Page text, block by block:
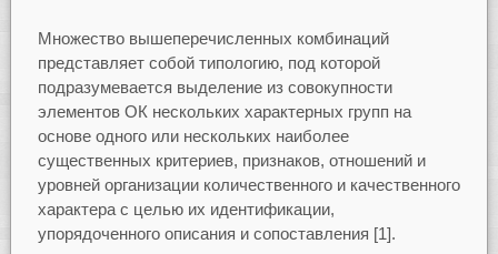
Множество вышеперечисленных комбинаций
представляет собой типологию, под которой
подразумевается выделение из совокупности
элементов ОК нескольких характерных групп на
основе одного или нескольких наиболее
существенных критериев, признаков, отношений и
уровней организации количественного и качественного
характера с целью их идентификации,
упорядоченного описания и сопоставления [1].